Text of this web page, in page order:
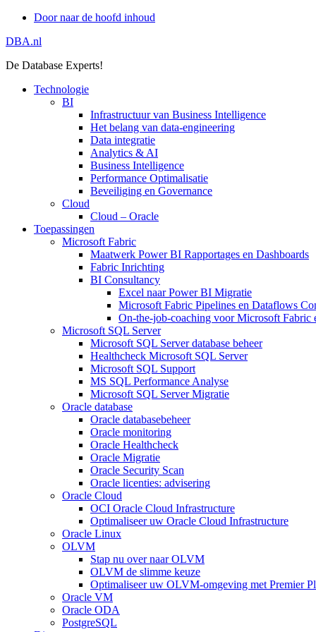
Door naar de hoofd inhoud
DBA.nl
De Database Experts!
Technologie
BI
Infrastructuur van Business Intelligence
Het belang van data-engineering
Data integratie
Analytics & AI
Business Intelligence
Performance Optimalisatie
Beveiliging en Governance
Cloud
Cloud – Oracle
Toepassingen
Microsoft Fabric
Maatwerk Power BI Rapportages en Dashboards
Fabric Inrichting
BI Consultancy
Excel naar Power BI Migratie
Microsoft Fabric Pipelines en Dataflows
On-the-job-coaching voor Microsoft Fabric
Microsoft SQL Server
Microsoft SQL Server database beheer
Healthcheck Microsoft SQL Server
Microsoft SQL Support
MS SQL Performance Analyse
Microsoft SQL Server Migratie
Oracle database
Oracle databasebeheer
Oracle monitoring
Oracle Healthcheck
Oracle Migratie
Oracle Security Scan
Oracle licenties: advisering
Oracle Cloud
OCI Oracle Cloud Infrastructure
Optimaliseer uw Oracle Cloud Infrastructure
Oracle Linux
OLVM
Stap nu over naar OLVM
OLVM de slimme keuze
Optimaliseer uw OLVM-omgeving met Premier
Oracle VM
Oracle ODA
PostgreSQL